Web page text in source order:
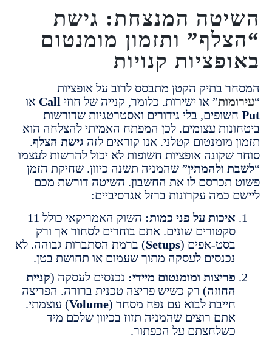
המנצחת: גישת
ותזמון מומנטום
קנויות
בתיק הקטן מתבסס לרוב על אופציות
” או ישירות. כלומר, קנייה של חוזי Callאו
בלי גידורים ואסטרטגיות שדורשות
עצומים. לכן המפתח האמיתי להצלחה הוא
מומנטום קטלני. אנו קוראים לזהגישת הצלף.
אופציות חשופות לא יכול להרשות לעצמו
ולהמתין ” שהמניה תשנה כיוון. שחיקת הזמן
תכרסם לו את החשבון. השיטה דורשת מכם
כמה עקרונות ברזל אגרסיביים:
איכות על פני כמות:
השוק האמריקאי כולל 11
סקטורים שונים. אתם בוחרים לסחור אך ורק
בסט-אפים (Setups) ברמת הסתברות גבוהה. לא
נכנסים לעסקה מתוך שעמום או תחושת בטן.
פריצות ומומנטום מיידי:נכנסים לעסקה (קניית
) רק כשיש פריצה טכנית ברורה. הפריצה
חייבת לבוא עם נפח מסחר ( Volume) עוצמתי.
אתם רוצים שהמניה תזוז בכיוון שלכם מיד
כשלחצתם על הכפתור.